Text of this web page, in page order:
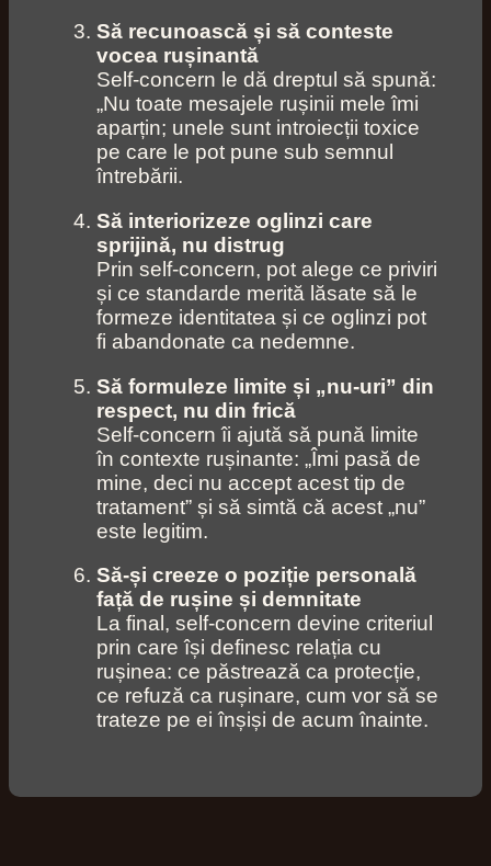
Să recunoască și să conteste
vocea rușinantă
Self‑concern le dă dreptul să spună:
„Nu toate mesajele rușinii mele îmi
aparțin; unele sunt introiecții toxice
pe care le pot pune sub semnul
întrebării.
Să interiorizeze oglinzi care
sprijină, nu distrug
Prin self‑concern, pot alege ce priviri
și ce standarde merită lăsate să le
formeze identitatea și ce oglinzi pot
fi abandonate ca nedemne.
Să formuleze limite și „nu‑uri” din
respect, nu din frică
Self‑concern îi ajută să pună limite
în contexte rușinante: „Îmi pasă de
mine, deci nu accept acest tip de
tratament” și să simtă că acest „nu”
este legitim.
Să-și creeze o poziție personală
față de rușine și demnitate
La final, self‑concern devine criteriul
prin care își definesc relația cu
rușinea: ce păstrează ca protecție,
ce refuză ca rușinare, cum vor să se
trateze pe ei înșiși de acum înainte.